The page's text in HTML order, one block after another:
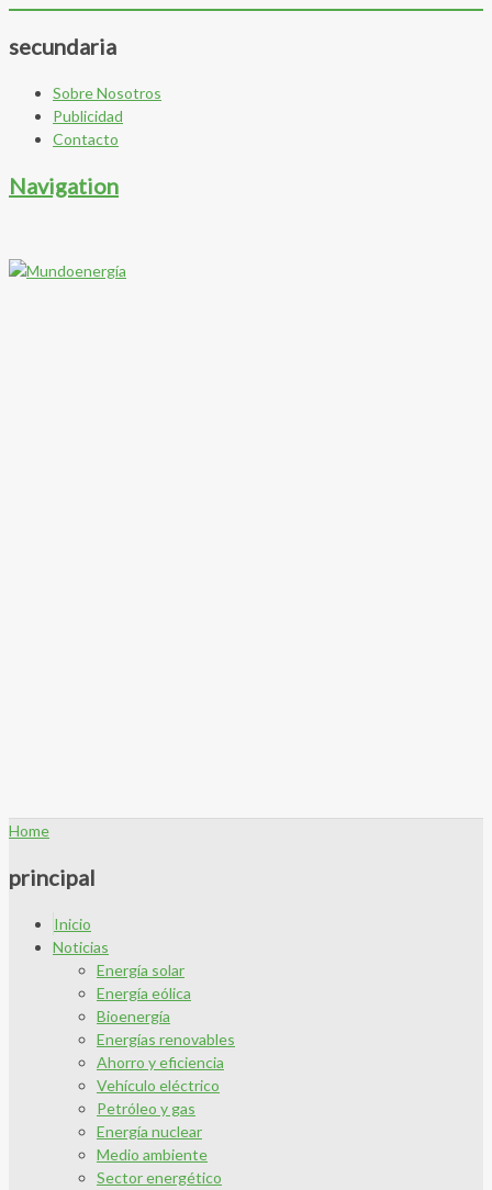
secundaria
Sobre Nosotros
Publicidad
Contacto
Navigation
Home
principal
Inicio
Noticias
Energía solar
Energía eólica
Bioenergía
Energías renovables
Ahorro y eficiencia
Vehículo eléctrico
Petróleo y gas
Energía nuclear
Medio ambiente
Sector energético